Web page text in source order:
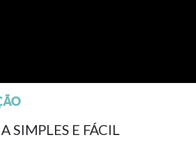
SIMPLES E FÁCIL